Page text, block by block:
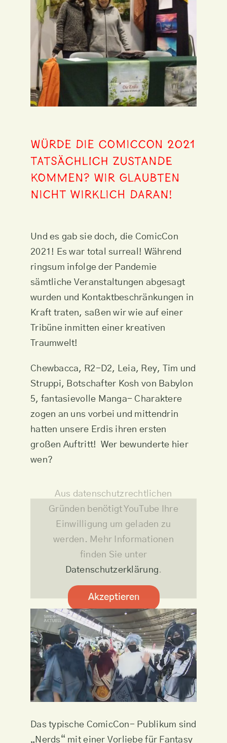
Würde die ComicCon 2021
tatsächlich zustande
kommen? Wir glaubten
nicht wirklich daran!
Und es gab sie doch, die ComicCon
2021! Es war total surreal! Während
ringsum infolge der Pandemie
sämtliche Veranstaltungen abgesagt
wurden und Kontaktbeschränkungen in
Kraft traten, saßen wir wie auf einer
Tribüne inmitten einer kreativen
Traumwelt!
Chewbacca, R2-D2, Leia, Rey, Tim und
Struppi, Botschafter Kosh von Babylon
5, fantasievolle Manga- Charaktere
zogen an uns vorbei und mittendrin
hatten unsere Erdis ihren ersten
großen Auftritt! Wer bewunderte hier
wen?
Aus datenschutzrechtlichen
Gründen benötigt YouTube Ihre
Einwilligung um geladen zu
werden. Mehr Informationen
finden Sie unter
Datenschutzerklärung.
Akzeptieren
Das typische ComicCon- Publikum sind
„Nerds“ mit einer Vorliebe für Fantasy